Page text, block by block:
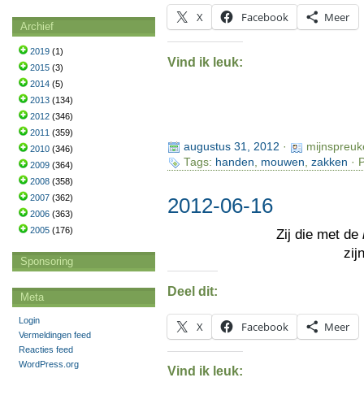
X Facebook Meer
Vind ik leuk:
augustus 31, 2012 ·
Tags: handen, mouwen, zakken ·
2012-06-16
Zij die met de
Deel dit:
X Facebook Meer
Vind ik leuk:
Archief
2019 (1)
2015 (3)
2014 (5)
2013 (134)
2012 (346)
2011 (359)
2010 (346)
2009 (364)
2008 (358)
2007 (362)
2006 (363)
2005 (176)
Sponsoring
Meta
Login
Vermeldingen feed
Reacties feed
WordPress.org